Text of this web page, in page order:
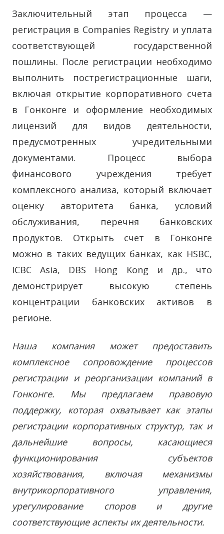
Заключительный этап процесса —
регистрация в Companies Registry и уплата
соответствующей государственной
пошлины. После регистрации необходимо
выполнить пострегистрационные шаги,
включая открытие корпоративного счета
в Гонконге и оформление необходимых
лицензий для видов деятельности,
предусмотренных учредительными
документами. Процесс выбора
финансового учреждения требует
комплексного анализа, который включает
оценку авторитета банка, условий
обслуживания, перечня банковских
продуктов. Открыть счет в Гонконге
можно в таких ведущих банках, как HSBC,
ICBC Asia, DBS Hong Kong и др., что
демонстрирует высокую степень
концентрации банковских активов в
регионе.
Наша компания может предоставить
комплексное сопровождение процессов
регистрации и реорганизации компаний в
Гонконге. Мы предлагаем правовую
поддержку, которая охватывает как этапы
регистрации корпоративных структур, так и
дальнейшие вопросы, касающиеся
функционирования субъектов
хозяйствования, включая механизмы
внутрикорпоративного управления,
урегулирование споров и другие
соответствующие аспекты их деятельности.